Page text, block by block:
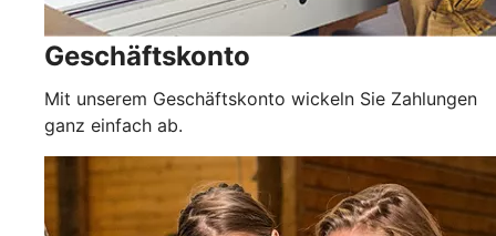
Geschäftskonto
Mit unserem Geschäftskonto wickeln Sie Zahlungen
ganz einfach ab.